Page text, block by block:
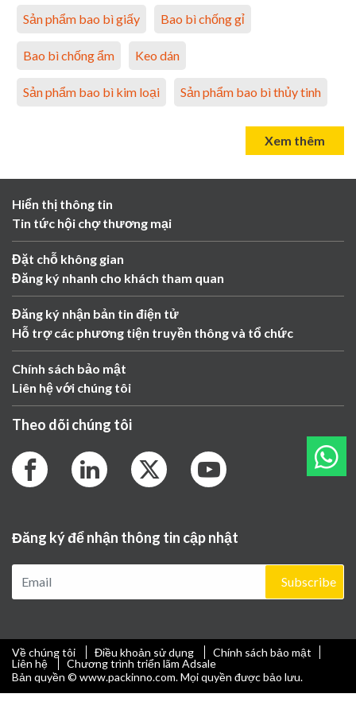
Sản phẩm bao bì giấy Bao bì chống gỉ
Bao bì chống ẩm Keo dán
Sản phẩm bao bì kim loại Sản phẩm bao bì thủy tinh
Xem thêm
Hiển thị thông tin
Tin tức hội chợ thương mại
Đặt chỗ không gian
Đăng ký nhanh cho khách tham quan
Đăng ký nhận bản tin điện tử
Hỗ trợ các phương tiện truyền thông và tổ chức
Chính sách bảo mật
Liên hệ với chúng tôi
Theo dõi chúng tôi
Đăng ký để nhận thông tin cập nhật
Subscribe
Về chúng tôi Điều khoản sử dụng
Chính sách bảo mật
Liên hệ
Chương trình triển lãm Adsale
Bản quyền © www.packinno.com. Mọi quyền được bảo lưu.